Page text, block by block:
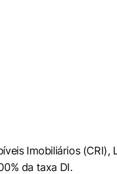
Imobiliários (CRI),
da taxa DI.